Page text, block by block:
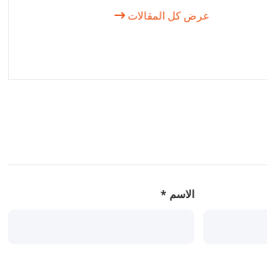
عرض كل المقالات
الاسم *